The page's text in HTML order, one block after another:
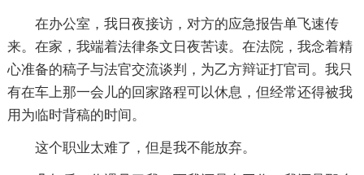
在办公室，我日夜接访，对方的应急报告单飞速传
来。在家，我端着法律条文日夜苦读。在法院，我念着精
心准备的稿子与法官交流谈判，为乙方辩证打官司。我只
有在车上那一会儿的回家路程可以休息，但经常还得被我
用为临时背稿的时间。
这个职业太难了，但是我不能放弃。